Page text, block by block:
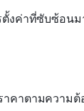
งค่าที่ซับซ้อนม
คาตามความต้